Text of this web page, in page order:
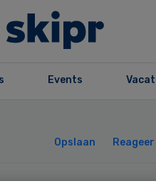
Events
Opslaan